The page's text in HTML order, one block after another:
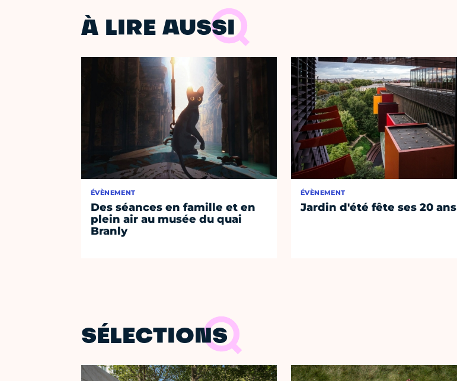
À LIRE AUSSI
ÉVÈNEMENT
Des séances en famille et en
plein air au musée du quai
Branly
ÉVÈNEMENT
Jardin d'été fête ses 20 ans
SÉLECTIONS